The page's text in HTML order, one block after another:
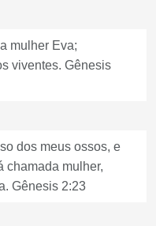
mulher Eva;
viventes. Gênesis
dos meus ossos, e
chamada mulher,
Gênesis 2:23